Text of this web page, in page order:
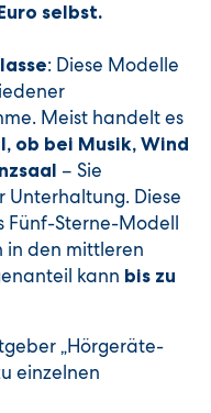
selbst.
: Diese Modelle
Meist handelt es
ob bei Musik, Wind
– Sie
Unterhaltung. Diese
Fünf-Sterne-Modell
in den mittleren
kann bis zu
„Hörgeräte-
einzelnen